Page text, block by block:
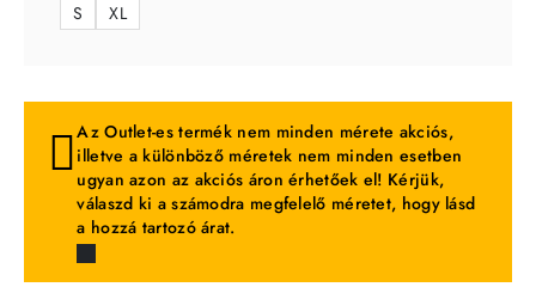
S
XL
Az Outlet-es termék nem minden mérete akciós,
illetve a különböző méretek nem minden esetben
ugyan azon az akciós áron érhetőek el! Kérjük,
válaszd ki a számodra megfelelő méretet, hogy lásd
a hozzá tartozó árat.